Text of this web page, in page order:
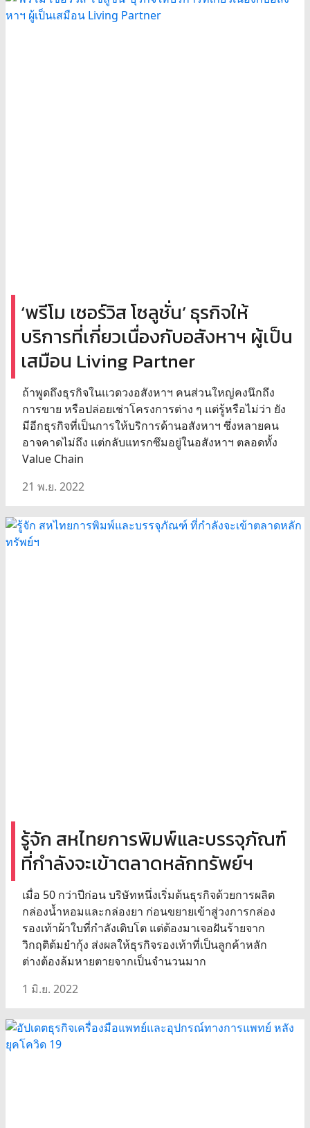
‘พรีโม เซอร์วิส โซลูชั่น’ ธุรกิจให้
บริการที่เกี่ยวเนื่องกับอสังหาฯ ผู้เป็น
เสมือน Living Partner
ถ้าพูดถึงธุรกิจในแวดวงอสังหาฯ คนส่วนใหญ่คงนึกถึง
การขาย หรือปล่อยเช่าโครงการต่าง ๆ แต่รู้หรือไม่ว่า ยัง
มีอีกธุรกิจที่เป็นการให้บริการด้านอสังหาฯ ซึ่งหลายคน
อาจคาดไม่ถึง แต่กลับแทรกซึมอยู่ในอสังหาฯ ตลอดทั้ง
Value Chain
21 พ.ย. 2022
รู้จัก สหไทยการพิมพ์และบรรจุภัณฑ์
ที่กำลังจะเข้าตลาดหลักทรัพย์ฯ
เมื่อ 50 กว่าปีก่อน บริษัทหนึ่งเริ่มต้นธุรกิจด้วยการผลิต
กล่องน้ำหอมและกล่องยา ก่อนขยายเข้าสู่วงการกล่อง
รองเท้าผ้าใบที่กำลังเติบโต แต่ต้องมาเจอฝันร้ายจาก
วิกฤติต้มยำกุ้ง ส่งผลให้ธุรกิจรองเท้าที่เป็นลูกค้าหลัก
ต่างต้องล้มหายตายจากเป็นจำนวนมาก
1 มิ.ย. 2022